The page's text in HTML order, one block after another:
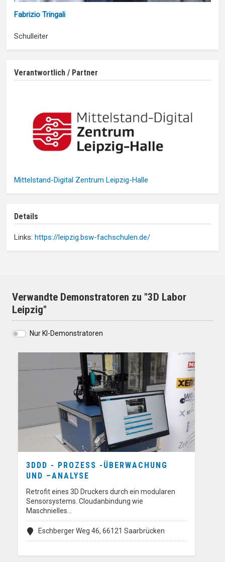
Fabrizio Tringali
Schulleiter
Verantwortlich / Partner
Mittelstand-Digital Zentrum Leipzig-Halle
Details
Links: https://leipzig.bsw-fachschulen.de/
Verwandte Demonstratoren zu "3D Labor
Leipzig"
Nur KI-Demonstratoren
3DDD - PROZESS -ÜBERWACHUNG
UND –ANALYSE
Retrofit eines 3D Druckers durch ein modularen
Sensorsystems. Cloudanbindung wie
Maschnielles…
Eschberger Weg 46, 66121 Saarbrücken